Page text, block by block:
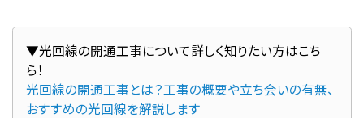
▼光回線の開通工事について詳しく知りたい方はこち
光回線の開通工事とは？工事の概要や立ち会いの有無、
おすすめの光回線を解説します